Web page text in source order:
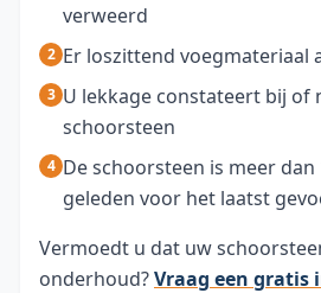
verweerd
Er loszittend voegmateriaal
U lekkage constateert bij of
schoorsteen
De schoorsteen is meer dan
geleden voor het laatst
Vermoedt u dat uw
onderhoud?Vraag een gratis